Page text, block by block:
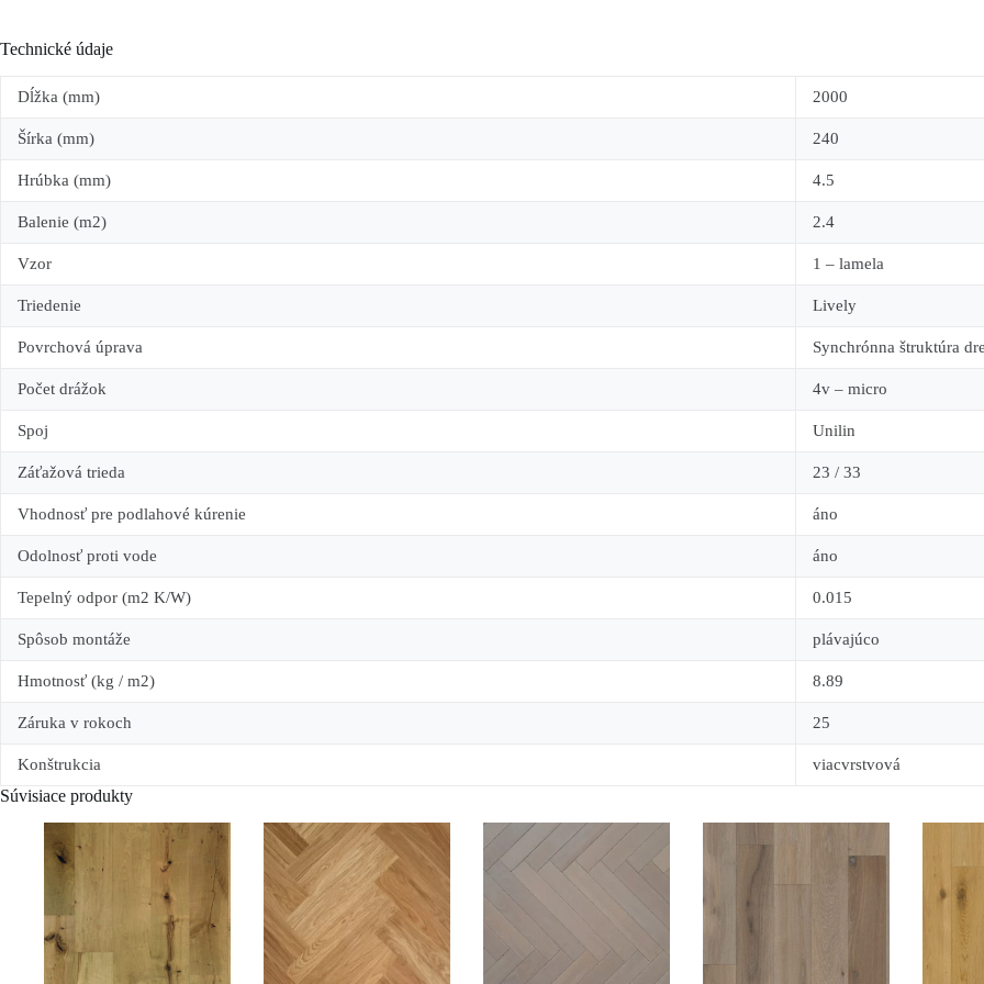
Technické údaje
Dĺžka (mm) 2000
Šírka (mm) 240
Hrúbka (mm) 4.5
Balenie (m2) 2.4
Vzor 1 – lamela
Triedenie Lively
Povrchová úprava Synchrónna štruktúra
Počet drážok 4v – micro
Spoj Unilin
Záťažová trieda 23 / 33
Vhodnosť pre podlahové kúrenie áno
Odolnosť proti vode áno
Tepelný odpor (m2 K/W) 0.015
Spôsob montáže plávajúco
Hmotnosť (kg / m2) 8.89
Záruka v rokoch 25
Konštrukcia viacvrstvová
Súvisiace produkty